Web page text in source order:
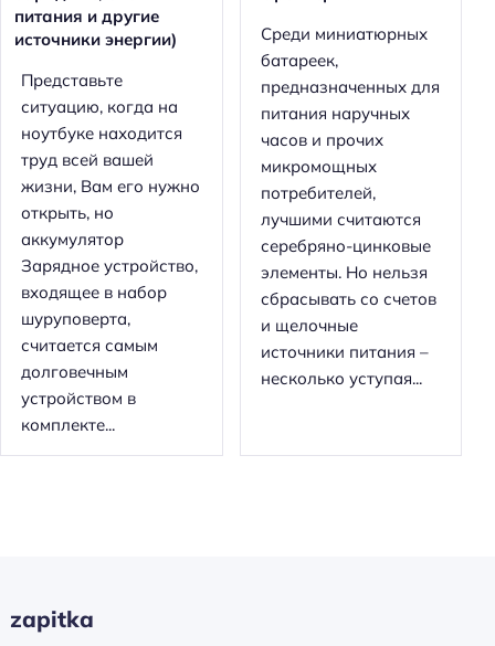
питания и другие
источники энергии)
Представьте
ситуацию, когда на
ноутбуке находится
труд всей вашей
жизни, Вам его нужно
открыть, но
аккумулятор
Зарядное устройство,
входящее в набор
шуруповерта,
считается самым
долговечным
устройством в
комплекте...
Среди миниатюрных
батареек,
предназначенных для
питания наручных
часов и прочих
микромощных
потребителей,
лучшими считаются
серебряно-цинковые
элементы. Но нельзя
сбрасывать со счетов
и щелочные
источники питания –
несколько уступая...
zapitka